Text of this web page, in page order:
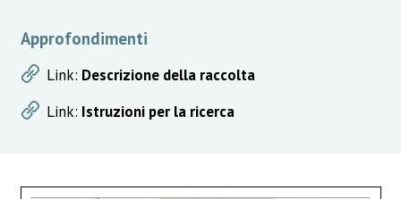
Approfondimenti
Link: Descrizione della raccolta
Link: Istruzioni per la ricerca